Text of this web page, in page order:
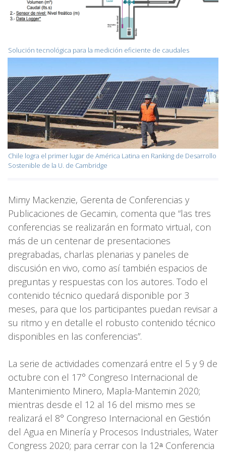
Solución tecnológica para la medición eficiente de caudales
Chile logra el primer lugar de América Latina en Ranking de Desarrollo
Sostenible de la U. de Cambridge
Mimy Mackenzie, Gerenta de Conferencias y
Publicaciones de Gecamin, comenta que “las tres
conferencias se realizarán en formato virtual, con
más de un centenar de presentaciones
pregrabadas, charlas plenarias y paneles de
discusión en vivo, como así también espacios de
preguntas y respuestas con los autores. Todo el
contenido técnico quedará disponible por 3
meses, para que los participantes puedan revisar a
su ritmo y en detalle el robusto contenido técnico
disponibles en las conferencias”.
La serie de actividades comenzará entre el 5 y 9 de
octubre con el 17° Congreso Internacional de
Mantenimiento Minero, Mapla-Mantemin 2020;
mientras desde el 12 al 16 del mismo mes se
realizará el 8° Congreso Internacional en Gestión
del Agua en Minería y Procesos Industriales, Water
Congress 2020; para cerrar con la 12ᵃ Conferencia